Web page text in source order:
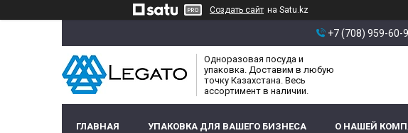
Создать сайт на Satu.kz
+7 (708) 959-60-
Одноразовая посуда и
упаковка. Доставим в любую
точку Казахстана. Весь
ассортимент в наличии.
ГЛАВНАЯ УПАКОВКА ДЛЯ ВАШЕГО БИЗНЕСА О НАШЕЙ